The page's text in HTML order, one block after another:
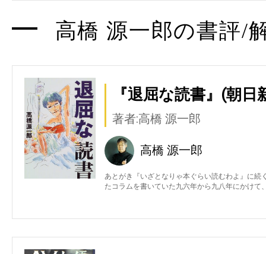
高橋 源一郎の書評/
『退屈な読書』(朝日
著者:高橋 源一郎
高橋 源一郎
あとがき『いざとなりゃ本ぐらい読むわよ』に
たコラムを書いていた九六年から九八年にかけて